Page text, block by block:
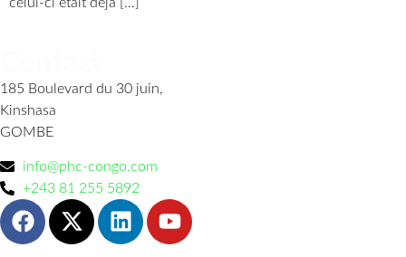
185 Boulevard du 30 juin,
Kinshasa
GOMBE
info@phc-congo.com
+243 81 255 5892